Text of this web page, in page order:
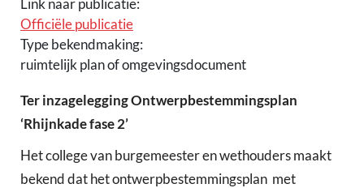
Link naar publicatie:
Officiële publicatie
Type bekendmaking:
ruimtelijk plan of omgevingsdocument
Ter inzagelegging Ontwerpbestemmingsplan
‘Rhijnkade fase 2’
Het college van burgemeester en wethouders maakt
bekend dat het ontwerpbestemmingsplan ​ met